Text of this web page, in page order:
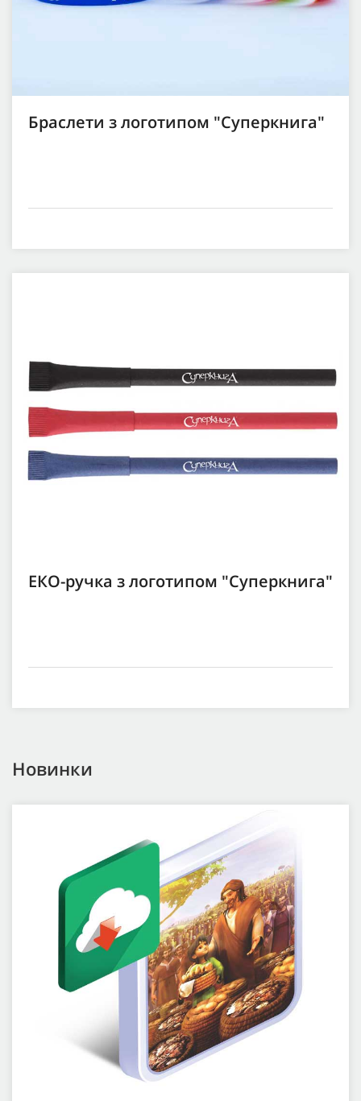
Браслети з логотипом "Суперкнига"
ЕКО-ручка з логотипом "Суперкнига"
Новинки